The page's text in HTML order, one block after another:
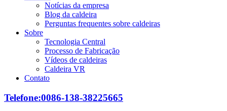
Notícias da empresa
Blog da caldeira
Perguntas frequentes sobre caldeiras
Sobre
Tecnologia Central
Processo de Fabricação
Vídeos de caldeiras
Caldeira VR
Contato
Telefone:0086-138-38225665